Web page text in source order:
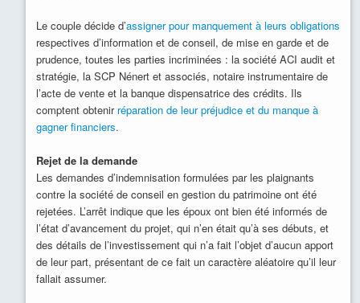
Le couple décide d’assigner pour manquement à leurs obligations
respectives d’information et de conseil, de mise en garde et de
prudence, toutes les parties incriminées : la société ACI audit et
stratégie, la SCP Nénert et associés, notaire instrumentaire de
l’acte de vente et la banque dispensatrice des crédits. Ils
comptent obtenir réparation de leur préjudice et du manque à
gagner financiers.
Rejet de la demande
Les demandes d’indemnisation formulées par les plaignants
contre la société de conseil en gestion du patrimoine ont été
rejetées. L’arrêt indique que les époux ont bien été informés de
l’état d’avancement du projet, qui n’en était qu’à ses débuts, et
des détails de l’investissement qui n’a fait l’objet d’aucun apport
de leur part, présentant de ce fait un caractère aléatoire qu’il leur
fallait assumer.